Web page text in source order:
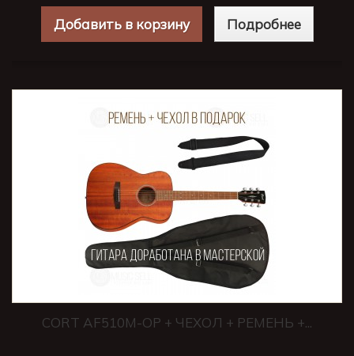
Добавить в корзину Подробнее
CORT AF510M-OP + ЧЕХОЛ + РЕМЕНЬ +...